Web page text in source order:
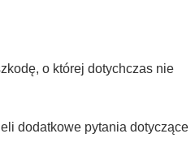
o której dotychczas nie
dodatkowe pytania dotyczące